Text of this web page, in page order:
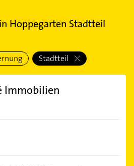
in Hoppegarten Stadtteil
Stadtteil
Immobilien